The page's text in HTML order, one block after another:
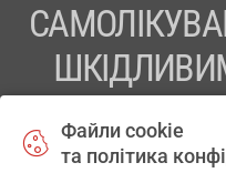
ПЕРЕД ЗАСТОСУВАННЯМ
Файли cookie
та політика